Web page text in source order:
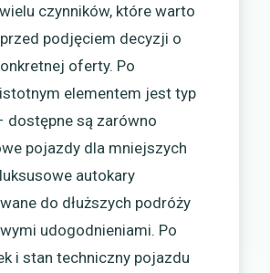
czynników, które warto
podjęciem decyzji o
oferty. Po
elementem jest typ
dostępne są zarówno
pojazdy dla mniejszych
autokary
do dłuższych podróży
udogodnieniami. Po
i stan techniczny pojazdu